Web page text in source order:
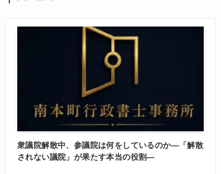
衆議院解散中、参議院は何をしているのか―「解散
されない議院」が果たす本当の役割―